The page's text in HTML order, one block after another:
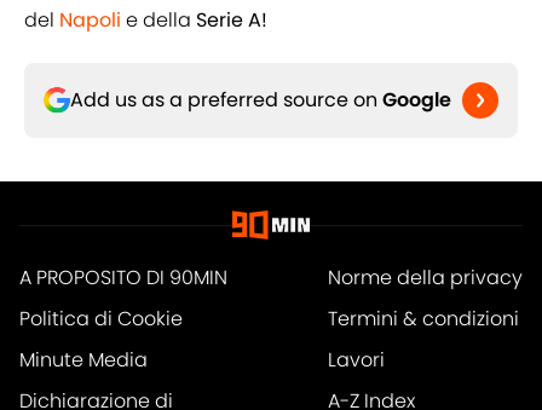
del Napoli e della Serie A!
Add us as a preferred source on Google
A PROPOSITO DI 90MIN
Norme della privacy
Politica di Cookie
Termini & condizioni
Minute Media
Lavori
Dichiarazione di
A-Z Index